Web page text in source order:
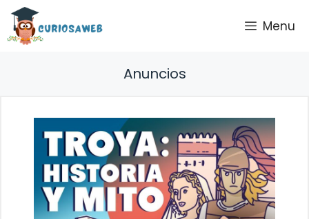
Saltar
contenido
Menu
Anuncios